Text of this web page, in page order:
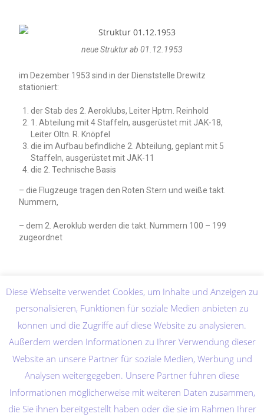
neue Struktur ab 01.12.1953
im Dezember 1953 sind in der Dienststelle Drewitz
stationiert:
der Stab des 2. Aeroklubs, Leiter Hptm. Reinhold
1. Abteilung mit 4 Staffeln, ausgerüstet mit JAK-18,
Leiter Oltn. R. Knöpfel
die im Aufbau befindliche 2. Abteilung, geplant mit 5
Staffeln, ausgerüstet mit JAK-11
die 2. Technische Basis
– die Flugzeuge tragen den Roten Stern und weiße takt.
Nummern,
– dem 2. Aeroklub werden die takt. Nummern 100 – 199
zugeordnet
Diese Webseite verwendet Cookies, um Inhalte und Anzeigen zu
personalisieren, Funktionen für soziale Medien anbieten zu
können und die Zugriffe auf diese Website zu analysieren.
Außerdem werden Informationen zu Ihrer Verwendung dieser
Website an unsere Partner für soziale Medien, Werbung und
Analysen weitergegeben. Unsere Partner führen diese
Informationen möglicherweise mit weiteren Daten zusammen,
die Sie ihnen bereitgestellt haben oder die sie im Rahmen Ihrer